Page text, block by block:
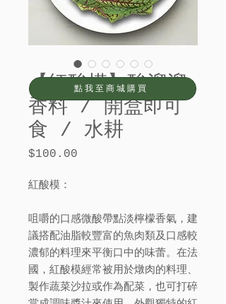
【紅酸模】酸溜溜
香料 / 開盒即可
食 / 水耕
$100.00
紅酸模：
咀嚼的口感微酸帶點淡檸檬香氣，建
議搭配油脂較豐富的魚肉類及口感較
濃郁的料理來平衡口中的味蕾。在法
國，紅酸模經常被用於燉肉的料理、
製作蔬菜沙拉或作為配菜，也可打碎
點我至商城購買